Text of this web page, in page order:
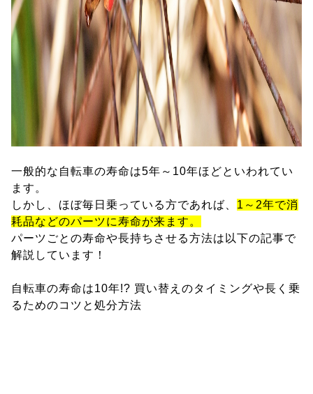
一般的な自転車の寿命は5年～10年ほどといわれてい
ます。
しかし、ほぼ毎日乗っている方であれば、 1～2年で消
耗品などのパーツに寿命が来ます。
パーツごとの寿命や長持ちさせる方法は以下の記事で
解説しています！
自転車の寿命は10年!? 買い替えのタイミングや長く乗
るためのコツと処分方法